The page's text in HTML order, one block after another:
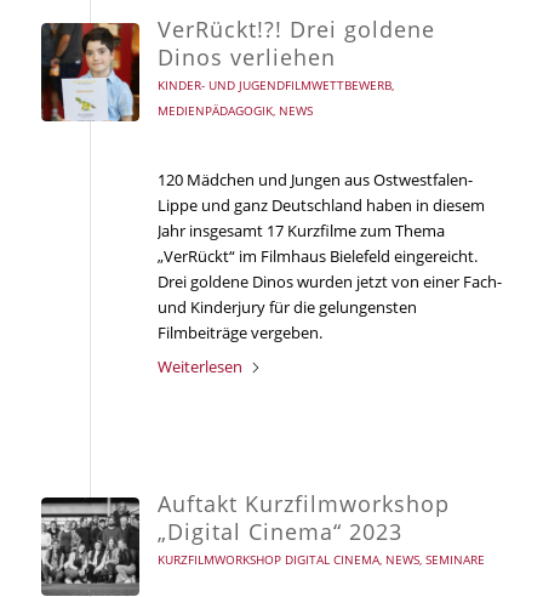
VerRückt!?! Drei goldene
Dinos verliehen
KINDER- UND JUGENDFILMWETTBEWERB,
MEDIENPÄDAGOGIK, NEWS
120 Mädchen und Jungen aus Ostwestfalen-
Lippe und ganz Deutschland haben in diesem
Jahr insgesamt 17 Kurzfilme zum Thema
„VerRückt“ im Filmhaus Bielefeld eingereicht.
Drei goldene Dinos wurden jetzt von einer Fach-
und Kinderjury für die gelungensten
Filmbeiträge vergeben.
Weiterlesen
Auftakt Kurzfilmworkshop
„Digital Cinema“ 2023
KURZFILMWORKSHOP DIGITAL CINEMA, NEWS, SEMINARE